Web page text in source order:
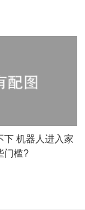
下 机器人进入家
门槛?